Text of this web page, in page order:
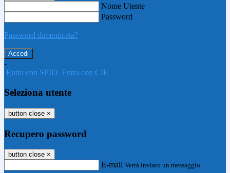
Nome Utente
Password
Password dimenticata?
-
Entra con SPID Entra con CIE
Seleziona utente
button close ×
Recupero password
button close ×
E-mail Verrà inviato un messaggio